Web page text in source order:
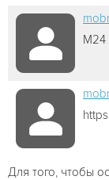
М24
Для того, чтобы